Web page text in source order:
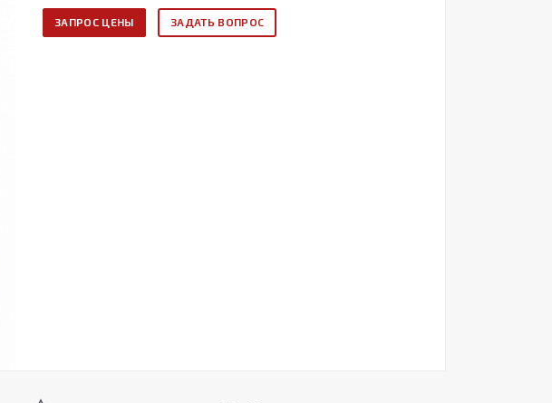
ЗАПРОС ЦЕНЫ ЗАДАТЬ ВОПРОС